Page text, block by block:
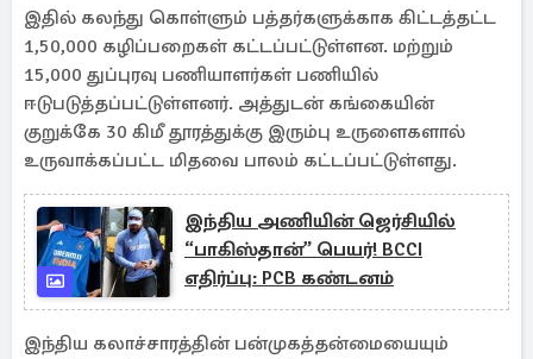
இதில் கலந்து கொள்ளும் பத்தர்களுக்காக கிட்டத்தட்ட
1,50,000 கழிப்பறைகள் கட்டப்பட்டுள்ளன. மற்றும்
15,000 துப்புரவு பணியாளர்கள் பணியில்
ஈடுபடுத்தப்பட்டுள்ளனர். அத்துடன் கங்கையின்
குறுக்கே 30 கிமீ தூரத்துக்கு இரும்பு உருளைகளால்
உருவாக்கப்பட்ட மிதவை பாலம் கட்டப்பட்டுள்ளது.
இந்திய அணியின் ஜெர்சியில்
“பாகிஸ்தான்” பெயர்! BCCI
எதிர்ப்பு: PCB கண்டனம்
இந்திய கலாச்சாரத்தின் பன்முகத்தன்மையையும்